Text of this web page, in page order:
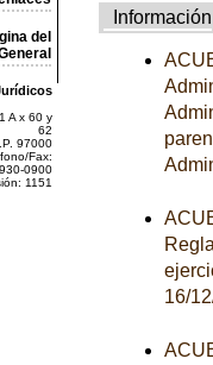
del
A x 60 y
62
97000
Fax:
0900
1151
Información
16/